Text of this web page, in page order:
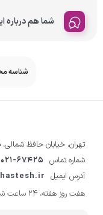
شما هم درباره
شناسه
تهران، خیابان حافظ شمالی،
شماره تماس 021-67425
آدرس ایمیل
هفت روز هفته، ۲۴ ساعت شبانه‌روز پاسخگوی شما هستیم.